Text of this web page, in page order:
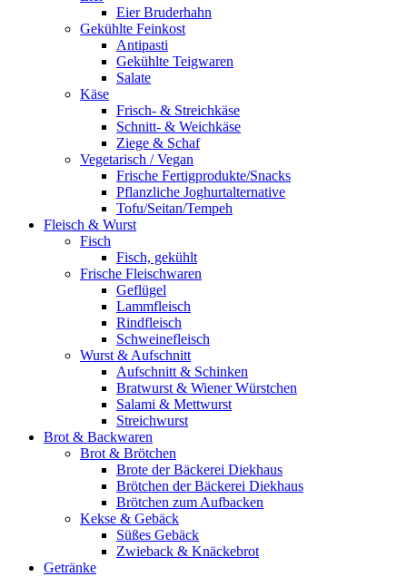
Eier Bruderhahn
Gekühlte Feinkost
Antipasti
Gekühlte Teigwaren
Salate
Käse
Frisch- & Streichkäse
Schnitt- & Weichkäse
Ziege & Schaf
Vegetarisch / Vegan
Frische Fertigprodukte/Snacks
Pflanzliche Joghurtalternative
Tofu/Seitan/Tempeh
Fleisch & Wurst
Fisch
Fisch, gekühlt
Frische Fleischwaren
Geflügel
Lammfleisch
Rindfleisch
Schweinefleisch
Wurst & Aufschnitt
Aufschnitt & Schinken
Bratwurst & Wiener Würstchen
Salami & Mettwurst
Streichwurst
Brot & Backwaren
Brot & Brötchen
Brote der Bäckerei Diekhaus
Brötchen der Bäckerei Diekhaus
Brötchen zum Aufbacken
Kekse & Gebäck
Süßes Gebäck
Zwieback & Knäckebrot
Getränke